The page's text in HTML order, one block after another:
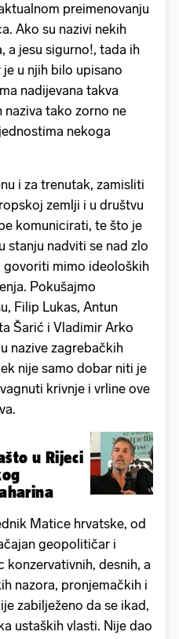
preimenovanju
Ako su nazivi nekih
a jesu sigurno!, tada ih
u njih bilo upisano
nadijevana takva
tako zorno ne
nekoga
i za trenutak, zamisliti
zemlji i u društvu
komunicirati, te što je
stanju nadviti se nad zlo
govoriti mimo ideoloških
Pokušajmo
Filip Lukas, Antun
Šarić i Vladimir Arko
nazive zagrebačkih
nije samo dobar niti je
krivnje i vrline ove
u Rijeci
Matice hrvatske, od
geopolitičar i
desnih, a
nazora, pronjemačkih i
zabilježeno da se ikad,
ustaških vlasti. Nije dao